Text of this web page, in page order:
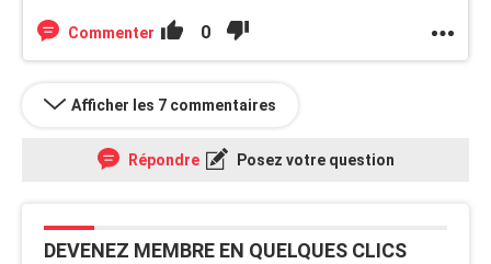
Commenter 0
Afficher les 7 commentaires
Répondre Posez votre question
DEVENEZ MEMBRE EN QUELQUES CLICS